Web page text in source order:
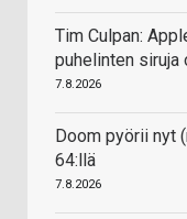
Tim Culpan:
puhelinten
7.8.2026
Doom pyörii nyt
64:llä
7.8.2026